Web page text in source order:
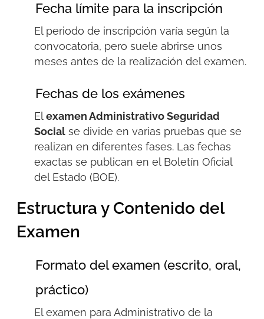
Fecha límite para la inscripción
El periodo de inscripción varía según la
convocatoria, pero suele abrirse unos
meses antes de la realización del examen.
Fechas de los exámenes
ElexamenAdministrativoSeguridad
Socialse divide en varias pruebas que se
realizan en diferentes fases. Las fechas
exactas se publican en el Boletín Oficial
del Estado (BOE).
Estructura y Contenido del
Examen
Formato del examen (escrito, oral,
práctico)
Elexamen para Administrativo de la